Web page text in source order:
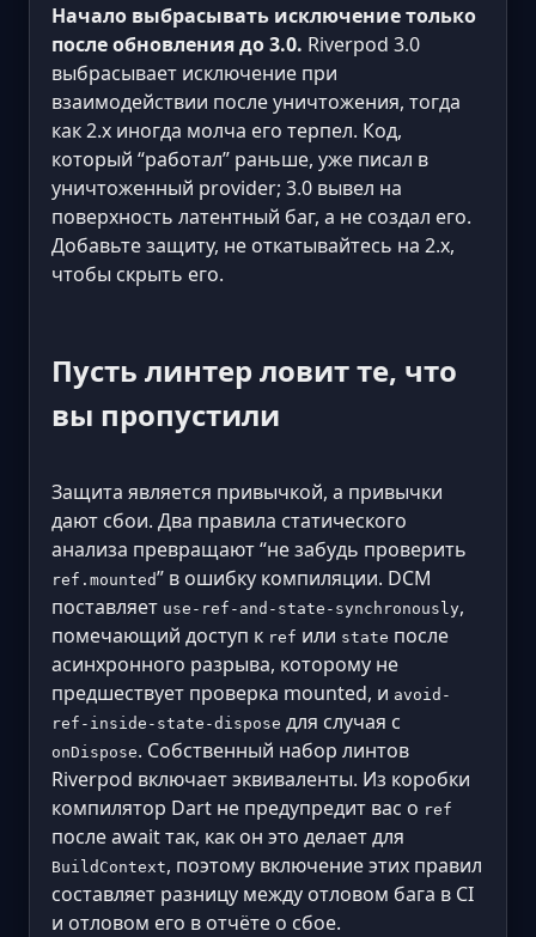
Начало выбрасывать исключение только
после обновления до 3.0. Riverpod 3.0
выбрасывает исключение при
взаимодействии после уничтожения, тогда
как 2.x иногда молча его терпел. Код,
который “работал” раньше, уже писал в
уничтоженный provider; 3.0 вывел на
поверхность латентный баг, а не создал его.
Добавьте защиту, не откатывайтесь на 2.x,
чтобы скрыть его.
Пусть линтер ловит те, что
вы пропустили
Защита является привычкой, а привычки
дают сбои. Два правила статического
анализа превращают “не забудь проверить
ref.mounted” в ошибку компиляции. DCM
поставляет use-ref-and-state-synchronously,
помечающий доступ к ref или state после
асинхронного разрыва, которому не
предшествует проверка mounted, и avoid-
ref-inside-state-dispose для случая с
onDispose. Собственный набор линтов
Riverpod включает эквиваленты. Из коробки
компилятор Dart не предупредит вас о ref
после await так, как он это делает для
BuildContext, поэтому включение этих правил
составляет разницу между отловом бага в CI
и отловом его в отчёте о сбое.